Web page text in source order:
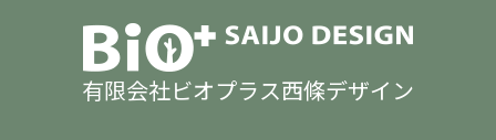
有限会社ビオプラス西條デザイン